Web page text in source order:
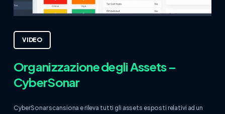
VIDEO
Organizzazione degli Assets –
CyberSonar
CyberSonar scansiona e rileva tutti gli assets esposti relativi ad un